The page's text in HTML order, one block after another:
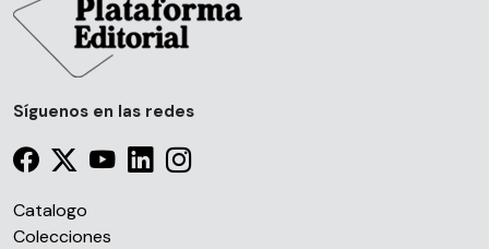
Síguenos en las redes
Catalogo
Colecciones